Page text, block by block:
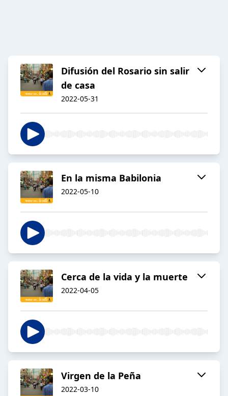
Difusión del Rosario sin salir
de casa
2022-05-31
En la misma Babilonia
2022-05-10
Cerca de la vida y la muerte
2022-04-05
Virgen de la Peña
2022-03-10